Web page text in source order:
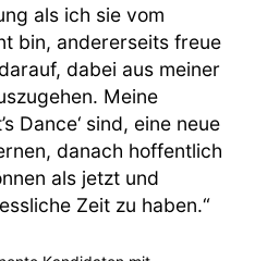
als ich sie vom
bin, andererseits freue
dabei aus meiner
Meine
Dance‘ sind, eine neue
danach hoffentlich
als jetzt und
Zeit zu haben.“